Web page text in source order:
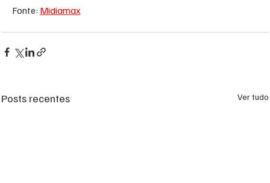
Fonte: Midiamax
Posts recentes Ver tudo